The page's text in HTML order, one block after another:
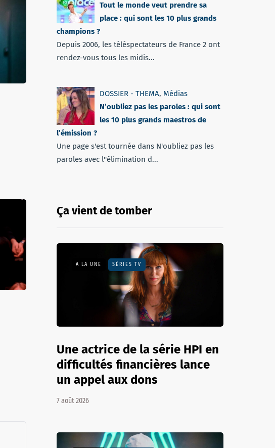
Tout le monde veut prendre sa
place : qui sont les 10 plus grands
champions ?
Depuis 2006, les téléspectateurs de France 2 ont
rendez-vous tous les midis...
DOSSIER - THEMA, Médias
N’oubliez pas les paroles : qui sont
les 10 plus grands maestros de
l’émission ?
Une page s'est tournée dans N'oubliez pas les
paroles avec l''élimination d...
Ça vient de tomber
A LA UNE SÉRIES TV
Une actrice de la série HPI en
difficultés financières lance
un appel aux dons
7 août 2026